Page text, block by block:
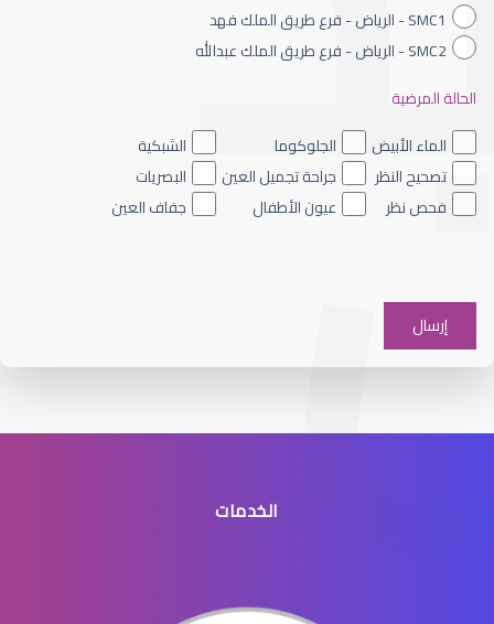
الجراحة التجميلية للعيون
جراحه تجميل العيون
SMC1 - الرياض - فرع طريق الملك فهد
SMC2 - الرياض - فرع طريق الملك عبدالله
الحالة المرضية
الماء الأبيض
الجلوكوما
الشبكية
تصحيح النظر
جراحة تجميل العين
البصريات
فحص نظر
عيون الأطفال جفاف العين
الخدمات